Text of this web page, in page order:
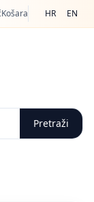
Košara HR EN
Pretraži